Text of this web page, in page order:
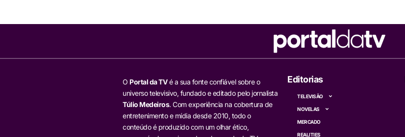
O Portal da TVé a sua fonte confiável sobre o
universo televisivo, fundado e editado pelo jornalista
Túlio Medeiros. Com experiência na cobertura de
entretenimento e mídia desde 2010, todo o
conteúdo é produzido com um olhar ético,
Editorias
TELEVISÃO
NOVELAS
MERCADO
REALITIES